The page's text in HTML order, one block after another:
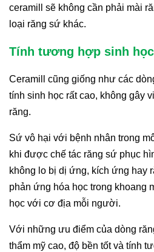
ceramill sẽ không cần phải mài
loại răng sứ khác.
Tính tương hợp sinh
Ceramill cũng giống như các
tính sinh học rất cao, không gây
răng.
Sứ vô hại với bệnh nhân trong
khi được chế tác răng sứ phục
không lo bị dị ứng, kích ứng hay
phản ứng hóa học trong khoang
học với cơ địa mỗi người.
Với những ưu điểm của dòng
thẩm mỹ cao, độ bền tốt và tính